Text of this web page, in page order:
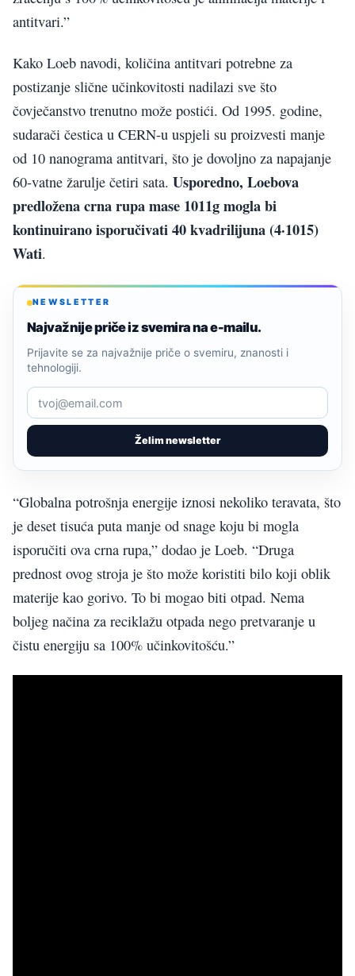
antitvari.”
Kako Loeb navodi, količina antitvari potrebne za
postizanje slične učinkovitosti nadilazi sve što
čovječanstvo trenutno može postići. Od 1995. godine,
sudarači čestica u CERN-u uspjeli su proizvesti manje
od 10 nanograma antitvari, što je dovoljno za napajanje
60-vatne žarulje četiri sata. Usporedno, Loebova
predložena crna rupa mase 1011g mogla bi
kontinuirano isporučivati 40 kvadrilijuna (4·1015)
Wati.
NEWSLETTER
Najvažnije priče iz svemira na e-mailu.
Želim newsletter
Prijavite se za najvažnije priče o svemiru, znanosti i
tehnologiji.
“Globalna potrošnja energije iznosi nekoliko teravata, što
je deset tisuća puta manje od snage koju bi mogla
isporučiti ova crna rupa,” dodao je Loeb. “Druga
prednost ovog stroja je što može koristiti bilo koji oblik
materije kao gorivo. To bi mogao biti otpad. Nema
boljeg načina za reciklažu otpada nego pretvaranje u
čistu energiju sa 100% učinkovitošću.”